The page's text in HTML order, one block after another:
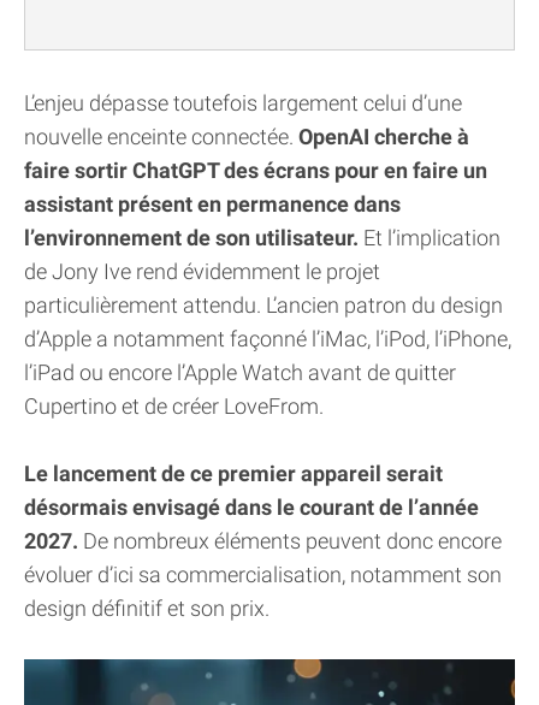
L’enjeu dépasse toutefois largement celui d’une
nouvelle enceinte connectée. OpenAI cherche à
faire sortir ChatGPT des écrans pour en faire un
assistant présent en permanence dans
l’environnement de son utilisateur. Et l’implication
de Jony Ive rend évidemment le projet
particulièrement attendu. L’ancien patron du design
d’Apple a notamment façonné l’iMac, l’iPod, l’iPhone,
l’iPad ou encore l’Apple Watch avant de quitter
Cupertino et de créer LoveFrom.
Le lancement de ce premier appareil serait
désormais envisagé dans le courant de l’année
2027. De nombreux éléments peuvent donc encore
évoluer d’ici sa commercialisation, notamment son
design définitif et son prix.